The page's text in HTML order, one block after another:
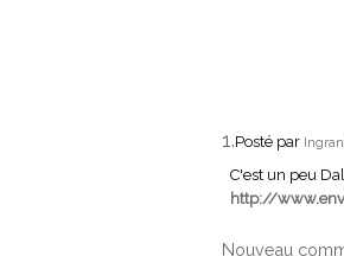
1.Posté par
C'est un peu
http://
Nouveau